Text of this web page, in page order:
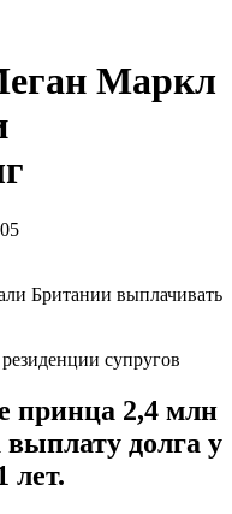
Маркл
супругов
принца 2,4 млн
долга у
лет.